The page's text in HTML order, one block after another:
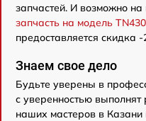
запчастей. И возможно
запчасть на модель TN430
предоставляется скидка -
Знаем свое дело
Будьте уверены в
с уверенностью
наших мастеров в Казани